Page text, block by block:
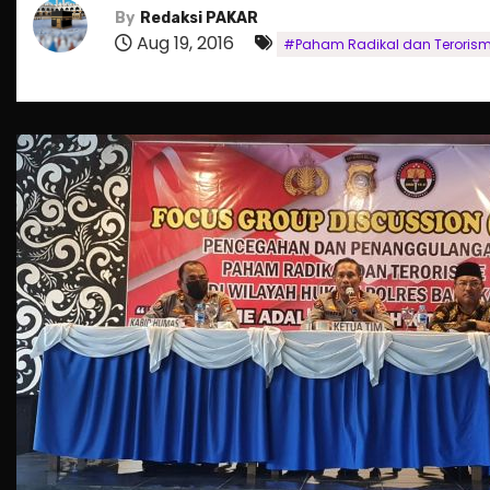
By Redaksi PAKAR
Aug 19, 2016 #Paham Radikal dan